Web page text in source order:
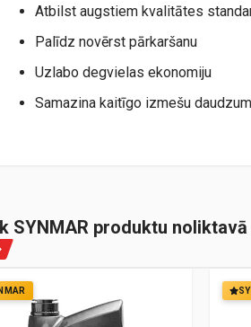
Atbilst augstiem kvalitātes
Palīdz novērst pārkaršanu
Uzlabo degvielas ekonomiju
Samazina kaitīgo izmešu
SYNMAR produktu noliktavā